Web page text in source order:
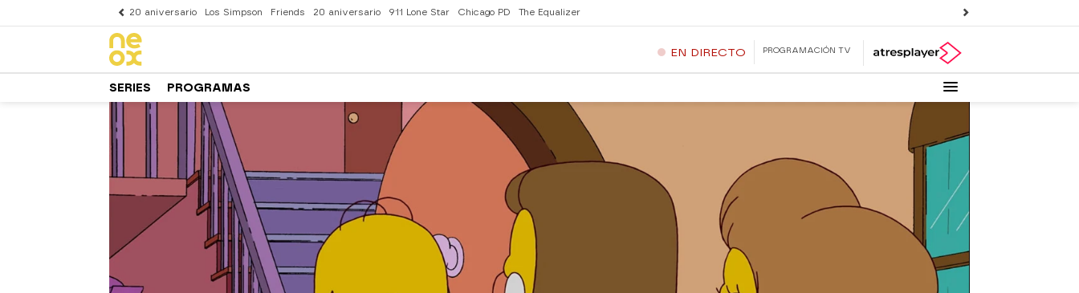
20 aniversario Los Simpson Friends 20 aniversario 911 Lone Star Chicago PD The Equalizer
EN DIRECTO PROGRAMACIÓN TV
SERIES PROGRAMAS